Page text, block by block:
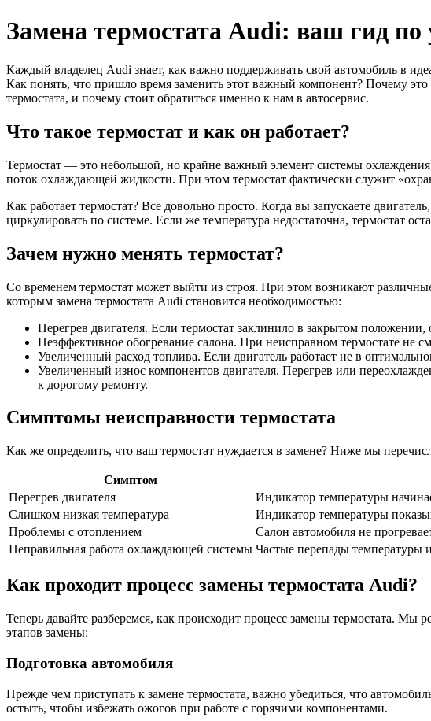
Замена термостата Audi: ваш гид по
Каждый владелец Audi знает, как важно поддерживать свой автомобиль в
Как понять, что пришло время заменить этот важный компонент? Почему
термостата, и почему стоит обратиться именно к нам в автосервис.
Что такое термостат и как он работает?
Термостат — это небольшой, но крайне важный элемент системы охлаждения
поток охлаждающей жидкости. При этом термостат фактически служит
Как работает термостат? Все довольно просто. Когда вы запускаете
циркулировать по системе. Если же температура недостаточна, термостат
Зачем нужно менять термостат?
Со временем термостат может выйти из строя. При этом возникают
которым замена термостата Audi становится необходимостью:
Перегрев двигателя. Если термостат заклинило в закрытом
Неэффективное обогревание салона. При неисправном термостате не
Увеличенный расход топлива. Если двигатель работает не в
Увеличенный износ компонентов двигателя. Перегрев или
к дорогому ремонту.
Симптомы неисправности термостата
Как же определить, что ваш термостат нуждается в замене? Ниже мы
Симптом
Перегрев двигателя
Индикатор температуры
Слишком низкая температура
Индикатор температуры
Проблемы с отоплением
Салон автомобиля не
Неправильная работа охлаждающей системы Частые перепады температуры
Как проходит процесс замены термостата Audi?
Теперь давайте разберемся, как происходит процесс замены термостата.
этапов замены:
Подготовка автомобиля
Прежде чем приступать к замене термостата, важно убедиться, что
остыть, чтобы избежать ожогов при работе с горячими компонентами.